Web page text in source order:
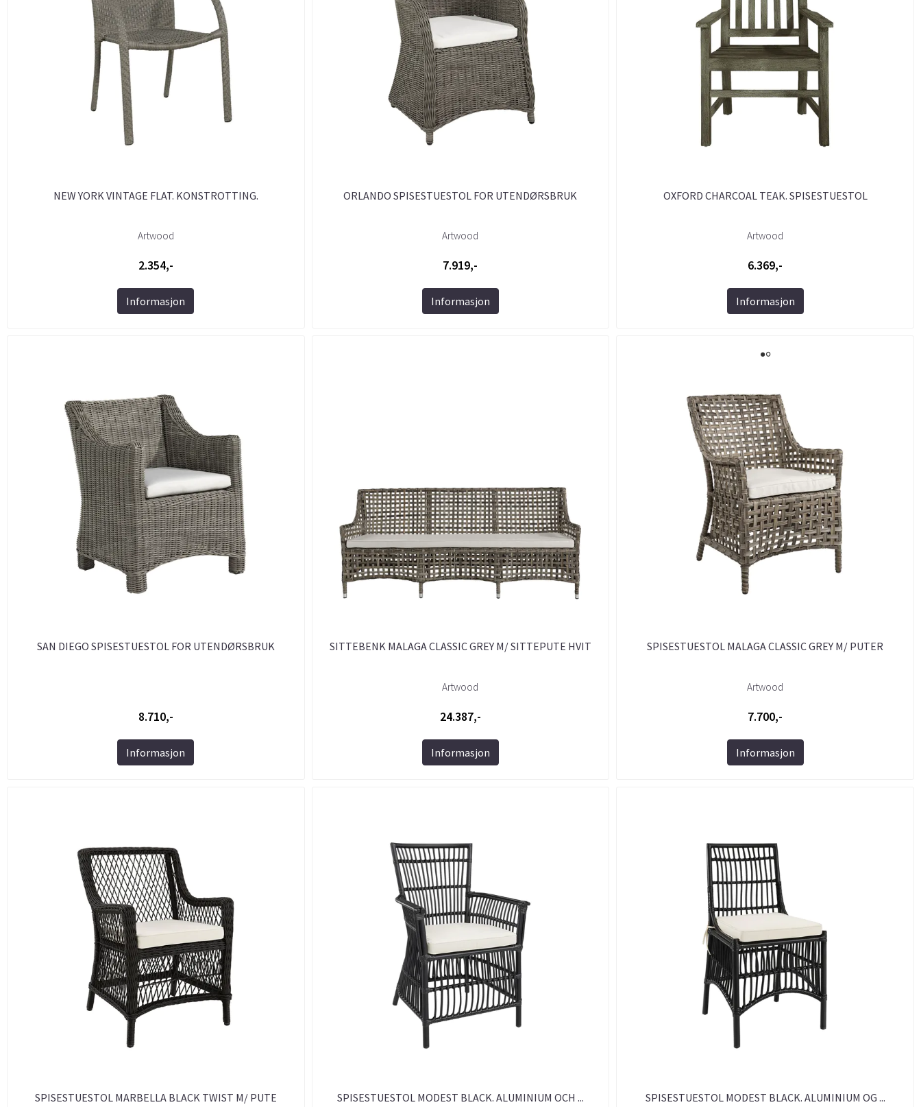
NEW YORK VINTAGE FLAT. KONSTROTTING.
Artwood
2.354,-
Informasjon
ORLANDO SPISESTUESTOL FOR UTENDØRSBRUK
Artwood
7.919,-
Informasjon
OXFORD CHARCOAL TEAK. SPISESTUESTOL
Artwood
6.369,-
Informasjon
SAN DIEGO SPISESTUESTOL FOR UTENDØRSBRUK
8.710,-
Informasjon
SITTEBENK MALAGA CLASSIC GREY M/ SITTEPUTE HVIT
Artwood
24.387,-
Informasjon
SPISESTUESTOL MALAGA CLASSIC GREY M/ PUTER
Artwood
7.700,-
Informasjon
SPISESTUESTOL MARBELLA BLACK TWIST M/ PUTE SPISESTUESTOL MODEST BLACK. ALUMINIUM OCH ... SPISESTUESTOL MODEST BLACK. ALUMINIUM OG ...